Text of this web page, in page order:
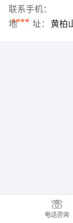
联系手机：
****
地 址： 黄柏
电话咨询